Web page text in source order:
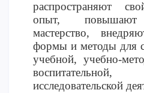
распространяют
опыт,
мастерство,
формы и методы для
учебной, учебно-
исследовательской